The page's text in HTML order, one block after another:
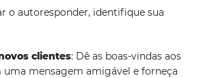
o autoresponder, identifique sua
clientes: Dê as boas-vindas aos
uma mensagem amigável e forneça